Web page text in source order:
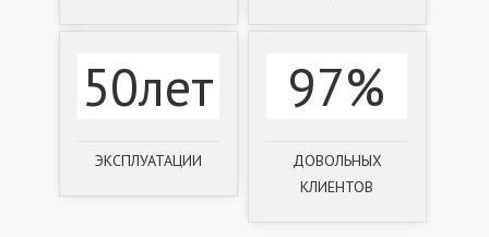
50лет
ЭКСПЛУАТАЦИИ
97%
ДОВОЛЬНЫХ
КЛИЕНТОВ